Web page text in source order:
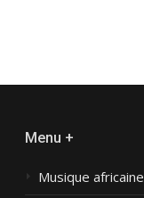
Menu +
Musique africaine